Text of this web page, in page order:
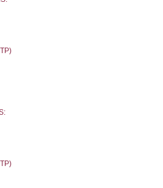
and
ON